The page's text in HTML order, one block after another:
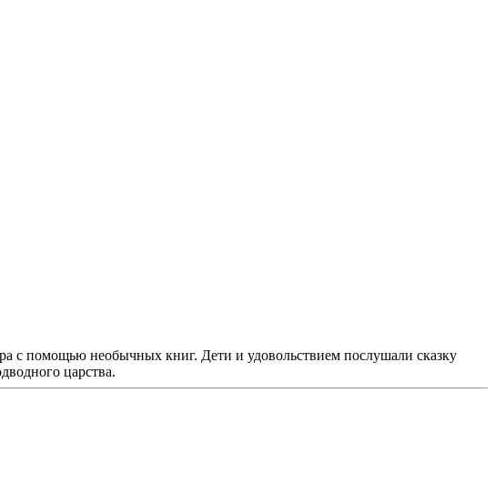
с помощью необычных книг. Дети и удовольствием послушали сказку
царства.